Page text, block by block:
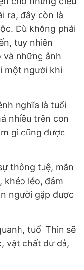
ra, đây còn là
Dù không phải
tuy nhiên
và những ảnh
một người khi
nghĩa là tuổi
nhiều trên con
gì cũng được
thông tuệ, mẫn
khéo léo, đảm
người gặp được
tuổi Thìn sẽ
vật chất dư dả,